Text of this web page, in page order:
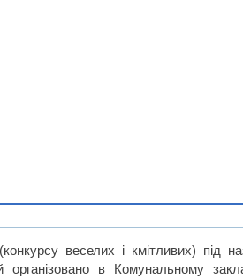
веселих і кмітливих) під
організовано в Комунальному